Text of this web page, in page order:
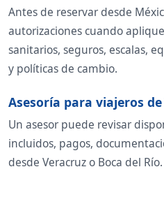
Antes de reservar desde
autorizaciones cuando
sanitarios, seguros, escalas,
y políticas de cambio.
Asesoría para viajeros
Un asesor puede revisar
incluidos, pagos,
desde Veracruz o Boca del Río.